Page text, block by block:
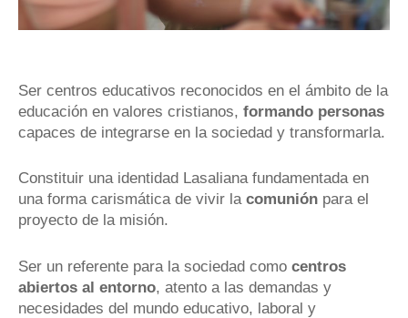
Ser centros educativos reconocidos en el ámbito de la
educación en valores cristianos, formando personas
capaces de integrarse en la sociedad y transformarla.
Constituir una identidad Lasaliana fundamentada en
una forma carismática de vivir la comunión para el
proyecto de la misión.
Ser un referente para la sociedad como centros
abiertos al entorno, atento a las demandas y
necesidades del mundo educativo, laboral y